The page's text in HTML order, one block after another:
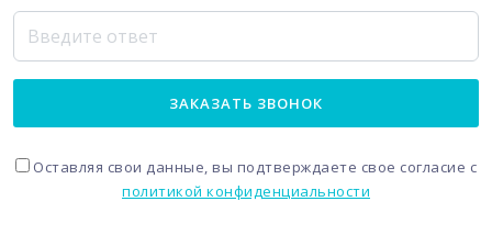
ЗАКАЗАТЬ ЗВОНОК
Оставляя свои данные, вы подтверждаете свое согласие с
политикой конфиденциальности